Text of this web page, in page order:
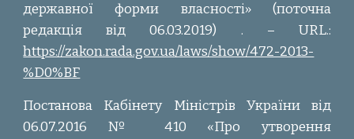
державної форми власності» (поточна
редакція від 06.03.2019) . – URL.:
https://zakon.rada.gov.ua/laws/show/472-2013-
%D0%BF
Постанова Кабінету Міністрів України від
06.07.2016 № 410 «Про утворення